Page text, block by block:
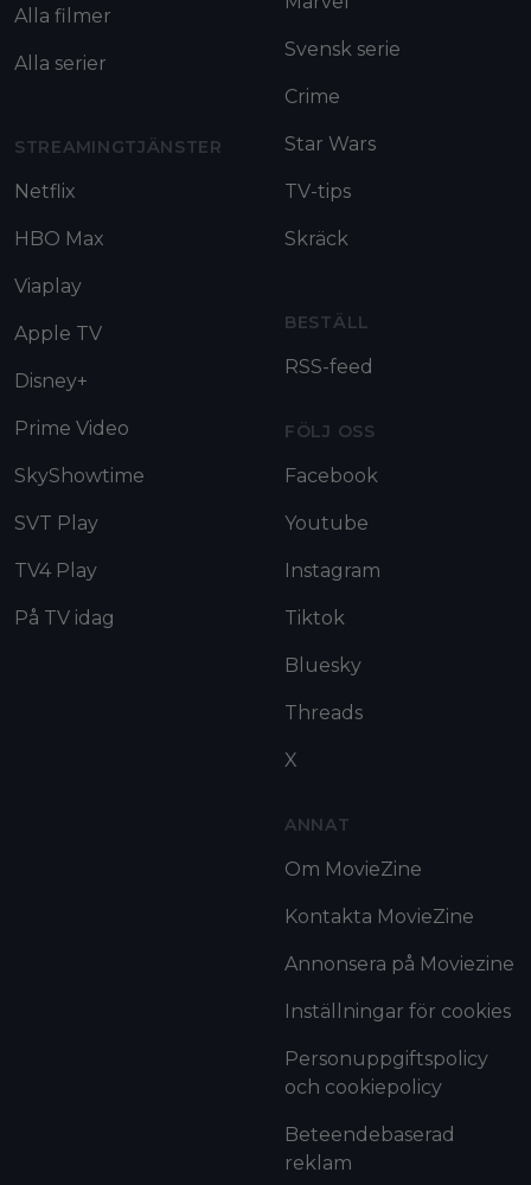
Alla filmer
Alla serier
STREAMINGTJÄNSTER
Netflix
HBO Max
Viaplay
Apple TV
Disney+
Prime Video
SkyShowtime
SVT Play
TV4 Play
På TV idag
Svensk serie
Crime
Star Wars
TV-tips
Skräck
BESTÄLL
RSS-feed
FÖLJ OSS
Facebook
Youtube
Instagram
Tiktok
Bluesky
Threads
X
ANNAT
Om MovieZine
Kontakta MovieZine
Annonsera på Moviezine
Inställningar för cookies
Personuppgiftspolicy
och cookiepolicy
Beteendebaserad
reklam